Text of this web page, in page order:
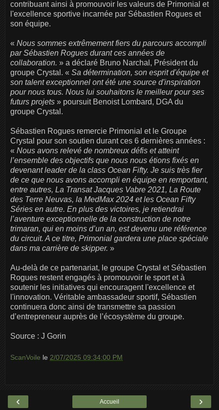
contribuant ainsi à promouvoir les valeurs de Primonial et
l'excellence sportive incarnée par Sébastien Rogues et
son équipe.
« Nous sommes extrêmement fiers du parcours accompli
par Sébastien Rogues durant ces années de
collaboration. » a déclaré Bruno Narchal, Président du
groupe Crystal. « Sa détermination, son esprit d'équipe et
son talent exceptionnel ont été une source d'inspiration
pour nous tous. Nous lui souhaitons le meilleur pour ses
futurs projets » poursuit Benoist Lombard, DGA du
groupe Crystal.
Sébastien Rogues remercie Primonial et le Groupe
Crystal pour son soutien durant ces 6 dernières années :
« Nous avons relevé de nombreux défis et atteint
l’ensemble des objectifs que nous nous étions fixés en
devenant leader de la class Ocean Fifty. Je suis très fier
de ce que nous avons accompli en équipe en remportant,
entre autres, La Transat Jacques Vabre 2021, La Route
des Terre Neuvas, la MedMax 2024 et les Ocean Fifty
Séries en autre. En plus des victoires, je retiendrai
l’aventure exceptionnelle de la construction de notre
trimaran, qui en moins d’un an, est devenu une référence
du circuit. A ce titre, Primonial gardera une place spéciale
dans ma carrière de skipper. »
Au-delà de ce partenariat, le groupe Crystal et Sébastien
Rogues restent engagés à promouvoir le sport et à
soutenir les initiatives qui encouragent l'excellence et
l'innovation. Véritable ambassadeur sportif, Sébastien
continuera donc ainsi de transmettre sa passion
d’entrepreneur auprès de l’écosystème du groupe.
Source : J Gorin
ScanVoile le 2/07/2025 09:34:00 PM
‹ ›
Accueil